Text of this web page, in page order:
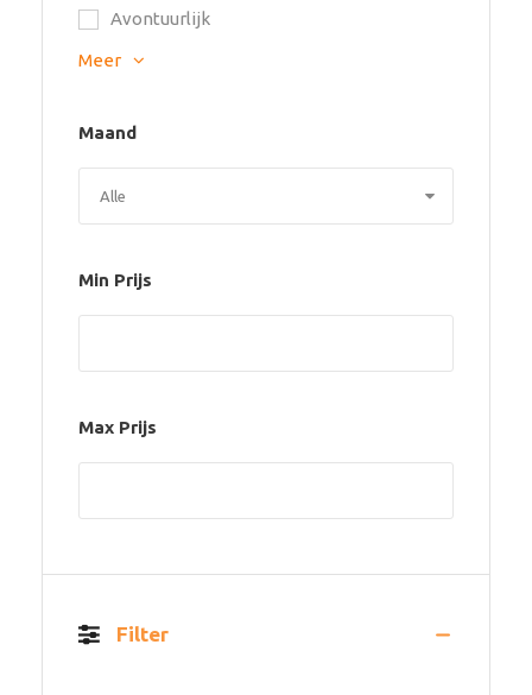
Avontuurlijk
Meer
Maand
Min Prijs
Max Prijs
Filter